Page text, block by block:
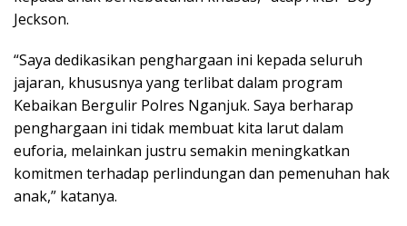
Jeckson.
“Saya dedikasikan penghargaan ini kepada seluruh
jajaran, khususnya yang terlibat dalam program
Kebaikan Bergulir Polres Nganjuk. Saya berharap
penghargaan ini tidak membuat kita larut dalam
euforia, melainkan justru semakin meningkatkan
komitmen terhadap perlindungan dan pemenuhan hak
anak,” katanya.